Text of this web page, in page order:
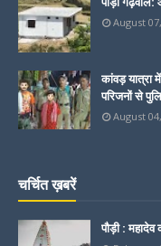
August
कांवड़ यात्रा
परिजनों से
August
चर्चित ख़बरें
पौड़ी :